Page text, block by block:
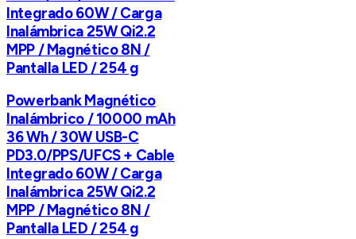
Integrado 60W / Carga
Inalámbrica 25W Qi2.2
MPP / Magnético 8N /
Pantalla LED / 254 g
Powerbank Magnético
Inalámbrico / 10000 mAh
36 Wh / 30W USB-C
PD3.0/PPS/UFCS + Cable
Integrado 60W / Carga
Inalámbrica 25W Qi2.2
MPP / Magnético 8N /
Pantalla LED / 254 g